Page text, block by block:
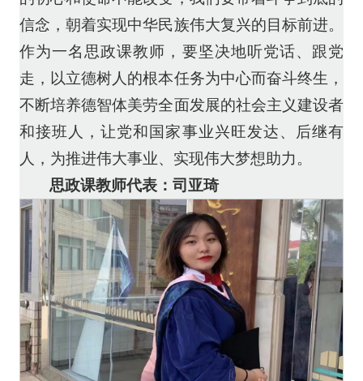
信念，朝着实现中华民族伟大复兴的目标前进。
作为一名思政课教师，要坚决地听党话、跟党
走，以立德树人的根本任务为中心而奋斗终生，
不断培养德智体美劳全面发展的社会主义建设者
和接班人，让党和国家事业兴旺发达、后继有
人，为推进伟大事业、实现伟大梦想助力。
思政课教师代表：司亚琦